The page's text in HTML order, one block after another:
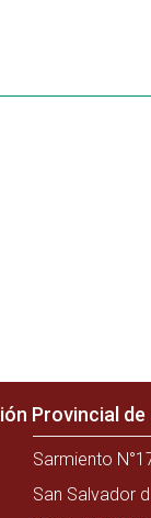
Provincial
Sarmiento
San Salvador